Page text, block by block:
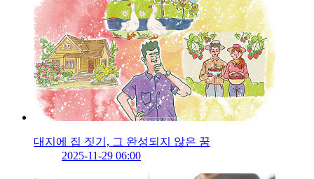
대지에 집 짓기, 그 완성되지 않은 꿈
2025-11-29 06:00